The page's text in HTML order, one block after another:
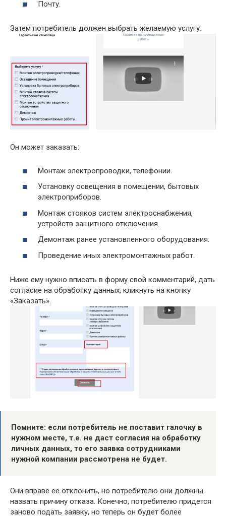
Почту.
Затем потребитель должен выбрать желаемую услугу.
Он может заказать:
Монтаж электропроводки, телефонии.
Установку освещения в помещении, бытовых
электроприборов.
Монтаж стояков систем электроснабжения,
устройств защитного отключения.
Демонтаж ранее установленного оборудования.
Проведение иных электромонтажных работ.
Ниже ему нужно вписать в форму свой комментарий, дать
согласие на обработку данных, кликнуть на кнопку
«Заказать».
Помните: если потребитель не поставит галочку в
нужном месте, т.е. не даст согласия на обработку
личных данных, то его заявка сотрудниками
нужной компании рассмотрена не будет.
Они вправе ее отклонить, но потребителю они должны
назвать причину отказа. Конечно, потребителю придется
заново подать заявку, но теперь он будет более